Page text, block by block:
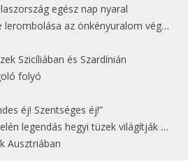
egész nap nyaral
az önkényuralom végét jelentette
Szicíliában és Szardínián
folyó
éj! Szentséges éj!”
hegyi tüzek világítják meg Zugspitzét
Ausztriában